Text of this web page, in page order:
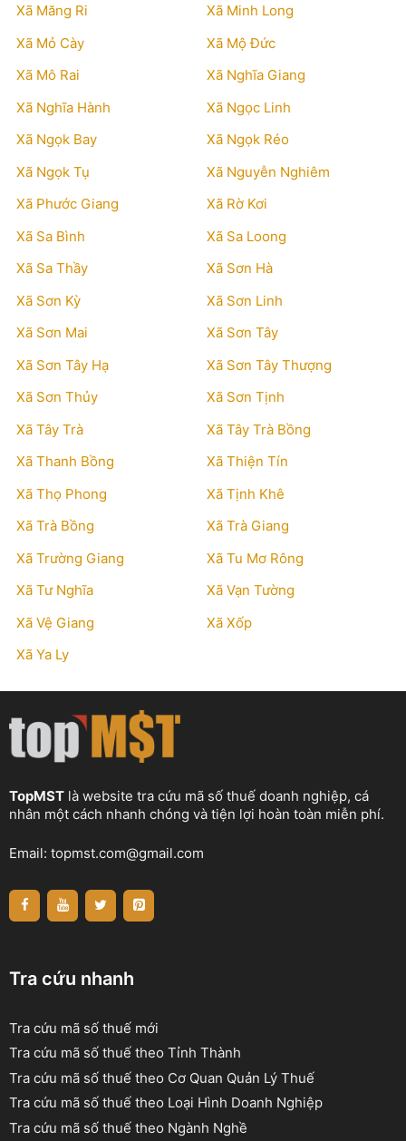
Xã Măng Ri
Xã Minh Long
Xã Mỏ Cày
Xã Mộ Đức
Xã Mô Rai
Xã Nghĩa Giang
Xã Nghĩa Hành
Xã Ngọc Linh
Xã Ngọk Bay
Xã Ngọk Réo
Xã Ngọk Tụ
Xã Nguyễn Nghiêm
Xã Phước Giang
Xã Rờ Kơi
Xã Sa Bình
Xã Sa Loong
Xã Sa Thầy
Xã Sơn Hà
Xã Sơn Kỳ
Xã Sơn Linh
Xã Sơn Mai
Xã Sơn Tây
Xã Sơn Tây Hạ
Xã Sơn Tây Thượng
Xã Sơn Thủy
Xã Sơn Tịnh
Xã Tây Trà
Xã Tây Trà Bồng
Xã Thanh Bồng
Xã Thiện Tín
Xã Thọ Phong
Xã Tịnh Khê
Xã Trà Bồng
Xã Trà Giang
Xã Trường Giang
Xã Tu Mơ Rông
Xã Tư Nghĩa
Xã Vạn Tường
Xã Vệ Giang
Xã Xốp
Xã Ya Ly
TopMST là website tra cứu mã số thuế doanh nghiệp, cá
nhân một cách nhanh chóng và tiện lợi hoàn toàn miễn phí.
Email: topmst.com@gmail.com
Tra cứu nhanh
Tra cứu mã số thuế mới
Tra cứu mã số thuế theo Tỉnh Thành
Tra cứu mã số thuế theo Cơ Quan Quản Lý Thuế
Tra cứu mã số thuế theo Loại Hình Doanh Nghiệp
Tra cứu mã số thuế theo Ngành Nghề